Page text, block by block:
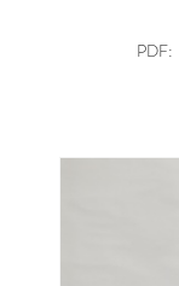
PDF: